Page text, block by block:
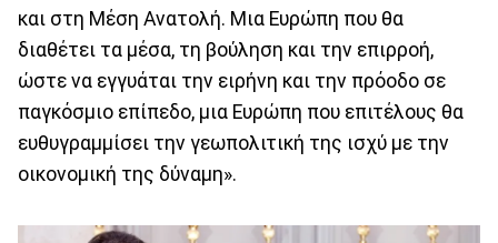
και στη Μέση Ανατολή. Μια Ευρώπη που θα
διαθέτει τα μέσα, τη βούληση και την επιρροή,
ώστε να εγγυάται την ειρήνη και την πρόοδο σε
παγκόσμιο επίπεδο, μια Ευρώπη που επιτέλους θα
ευθυγραμμίσει την γεωπολιτική της ισχύ με την
οικονομική της δύναμη».